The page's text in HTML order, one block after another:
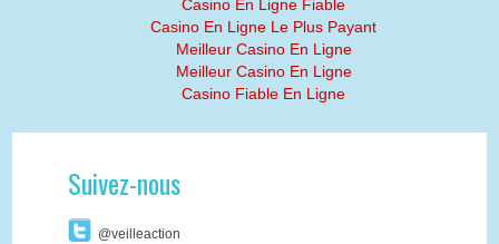
Casino En Ligne Fiable
Casino En Ligne Le Plus Payant
Meilleur Casino En Ligne
Meilleur Casino En Ligne
Casino Fiable En Ligne
Suivez-nous
@veilleaction